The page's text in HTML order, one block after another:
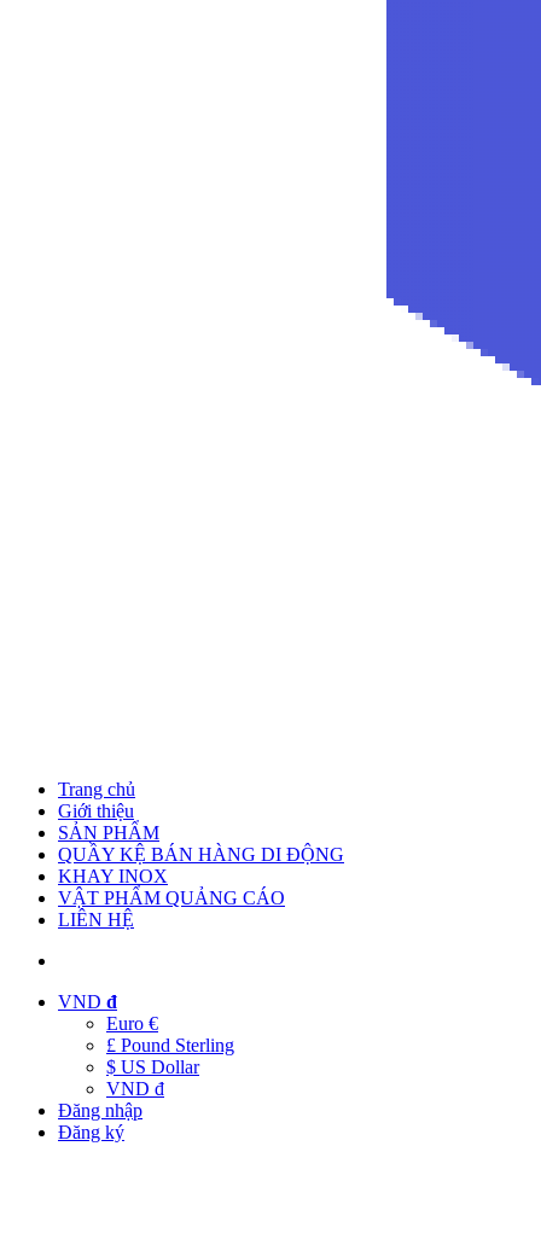
Trang chủ
Giới thiệu
SẢN PHẨM
QUẦY KỆ BÁN HÀNG DI ĐỘNG
KHAY INOX
VẬT PHẨM QUẢNG CÁO
LIÊN HỆ
VND đ
Euro €
£ Pound Sterling
$ US Dollar
VND đ
Đăng nhập
Đăng ký